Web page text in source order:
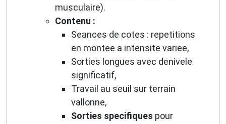
musculaire).
Contenu :
Seances de cotes : repetitions
en montee a intensite variee,
Sorties longues avec denivele
significatif,
Travail au seuil sur terrain
vallonne,
Sorties specifiques pour